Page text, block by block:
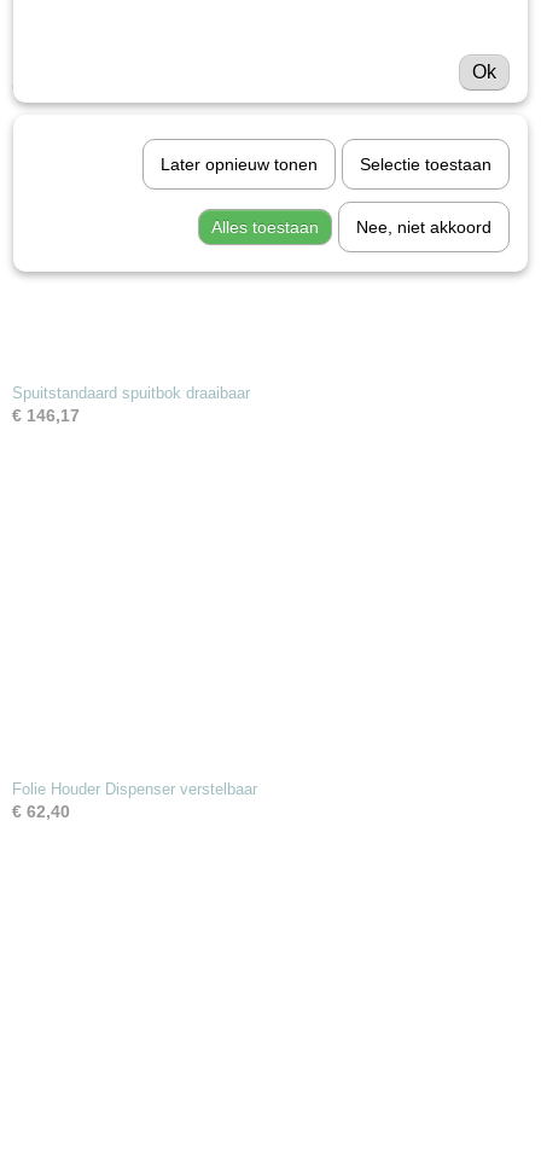
Spuitstandaard spuitbok draaibaar
€ 146,17
Folie Houder Dispenser verstelbaar
€ 62,40
Ok
Later opnieuw tonen Selectie toestaan
Alles toestaan Nee, niet akkoord